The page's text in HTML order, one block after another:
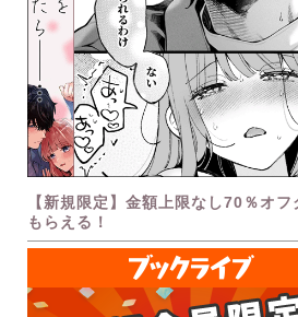
【新規限定】金額上限なし70％オ
もらえる！